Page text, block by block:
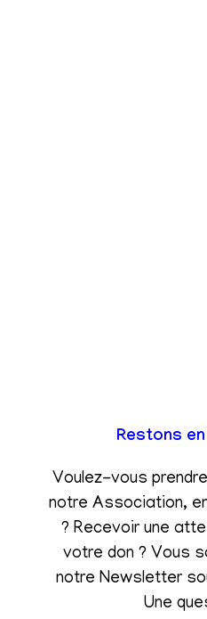
Restons
Voulez-vous
notre Association,
? Recevoir une
votre don ? Vous
notre Newsletter
Une